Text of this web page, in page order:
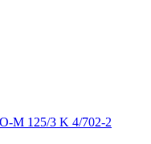
M 125/3 K 4/702-2